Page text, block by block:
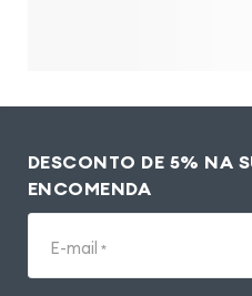
DESCONTO DE 5% NA
ENCOMENDA
E-mail *